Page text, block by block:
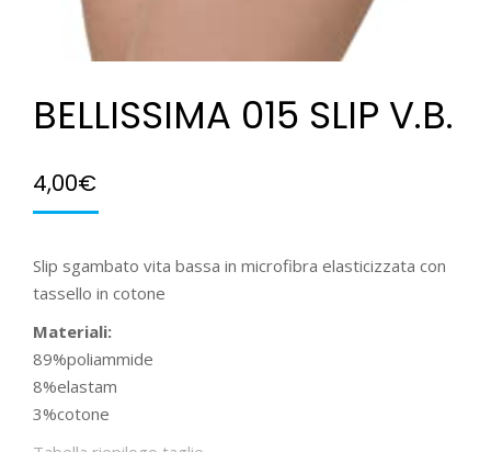
BELLISSIMA 015 SLIP V.B.
4,00€
Slip sgambato vita bassa in microfibra elasticizzata con
tassello in cotone
Materiali:
89%poliammide
8%elastam
3%cotone